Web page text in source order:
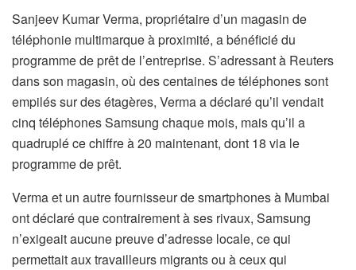
Sanjeev Kumar Verma, propriétaire d’un magasin de
téléphonie multimarque à proximité, a bénéficié du
programme de prêt de l’entreprise. S’adressant à Reuters
dans son magasin, où des centaines de téléphones sont
empilés sur des étagères, Verma a déclaré qu’il vendait
cinq téléphones Samsung chaque mois, mais qu’il a
quadruplé ce chiffre à 20 maintenant, dont 18 via le
programme de prêt.
Verma et un autre fournisseur de smartphones à Mumbai
ont déclaré que contrairement à ses rivaux, Samsung
n’exigeait aucune preuve d’adresse locale, ce qui
permettait aux travailleurs migrants ou à ceux qui